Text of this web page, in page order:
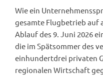
Wie ein
gesamte Flugbetrieb auf
Ablauf des 9. Juni 2026
die im Spätsommer des
einhundertdrei privaten
regionalen Wirtschaft